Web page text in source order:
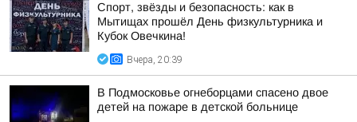
Спорт, звёзды и безопасность: как в
Мытищах прошёл День физкультурника и
Кубок Овечкина!
Вчера, 20:39
В Подмосковье огнеборцами спасено двое
детей на пожаре в детской больнице